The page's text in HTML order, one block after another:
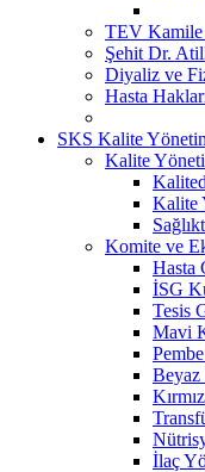
TEV Kamile
Şehit Dr.
Diyaliz ve
Hasta
SKS Kalite
Kalite
Kalite
Komite ve
Hasta
İSG
Tesis
Mavi
İlaç